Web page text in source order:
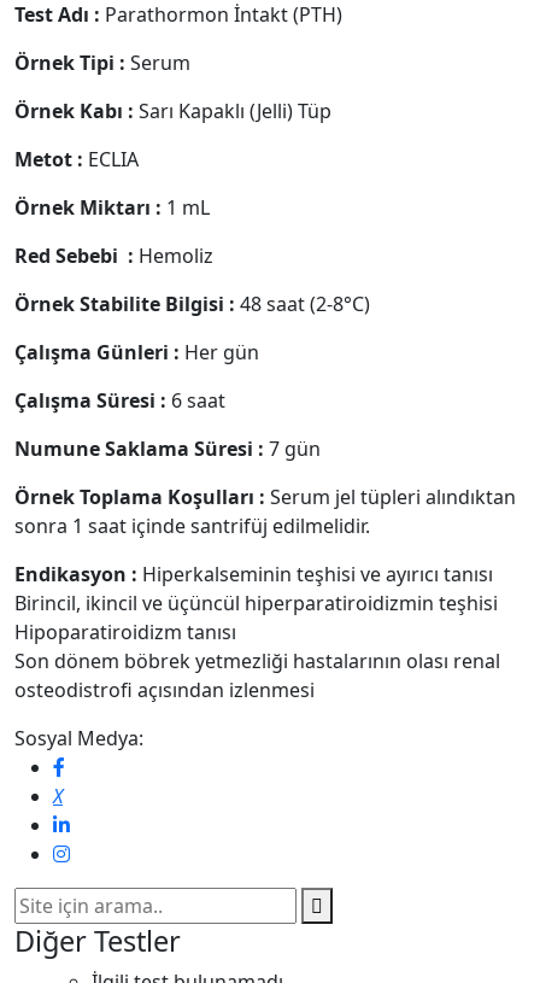
Test Adı : Parathormon İntakt (PTH)
Örnek Tipi : Serum
Örnek Kabı : Sarı Kapaklı (Jelli) Tüp
Metot : ECLIA
Örnek Miktarı : 1 mL
Red Sebebi : Hemoliz
Örnek Stabilite Bilgisi : 48 saat (2-8°C)
Çalışma Günleri : Her gün
Çalışma Süresi : 6 saat
Numune Saklama Süresi : 7 gün
Örnek Toplama Koşulları : Serum jel tüpleri alındıktan
sonra 1 saat içinde santrifüj edilmelidir.
Endikasyon : Hiperkalseminin teşhisi ve ayırıcı tanısı
Birincil, ikincil ve üçüncül hiperparatiroidizmin teşhisi
Hipoparatiroidizm tanısı
Son dönem böbrek yetmezliği hastalarının olası renal
osteodistrofi açısından izlenmesi
Sosyal Medya:
Diğer Testler